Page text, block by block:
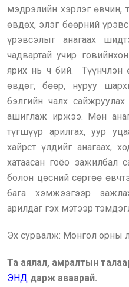
мэдрэлийн хэрлэг өвчин,
өвдөх, элэг бөөрний
үрэвсэлыг анагаах
чадвартай учир
ярих нь ч бий. Түүнчлэн
өвдөг, бөөр, нуруу
бэлгийн чалх
ашиглаж иржээ. Мөн
түгшүүр арилгах, уур
хайрст үлдийг анагаах,
хатаасан гоёо зажилбал
болон цөсний сөргөө
бага хэмжээгээр
арилдаг гэх мэтээр
Эх сурвалж: Монгол орны
Та аялал, амралтын
ЭНД дарж аваарай.